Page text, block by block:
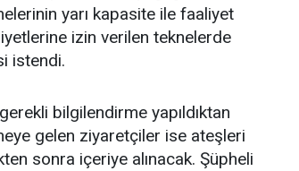
yarı kapasite ile faaliyet
izin verilen teknelerde
istendi.
bilgilendirme yapıldıktan
gelen ziyaretçiler ise ateşleri
sonra içeriye alınacak. Şüpheli